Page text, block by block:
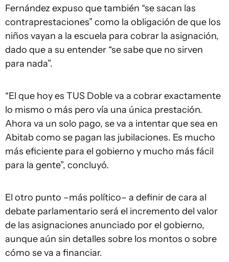
Fernández expuso que también “se sacan las
contraprestaciones” como la obligación de que los
niños vayan a la escuela para cobrar la asignación,
dado que a su entender “se sabe que no sirven
para nada”.
“El que hoy es TUS Doble va a cobrar exactamente
lo mismo o más pero vía una única prestación.
Ahora va un solo pago, se va a intentar que sea en
Abitab como se pagan las jubilaciones. Es mucho
más eficiente para el gobierno y mucho más fácil
para la gente”, concluyó.
El otro punto –más político– a definir de cara al
debate parlamentario será el incremento del valor
de las asignaciones anunciado por el gobierno,
aunque aún sin detalles sobre los montos o sobre
cómo se va a financiar.